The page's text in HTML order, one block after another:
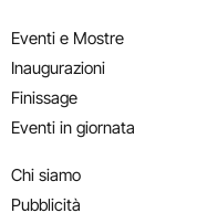
Eventi e Mostre
Inaugurazioni
Finissage
Eventi in giornata
Chi siamo
Pubblicità